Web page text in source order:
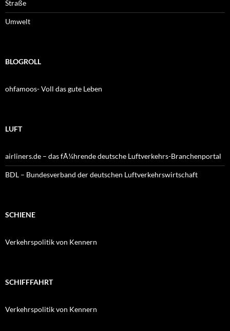
Straße
Umwelt
BLOGROLL
ohfamoos- Voll das gute Leben
LUFT
airliners.de – das fÃ¼hrende deutsche Luftverkehrs-Branchenportal
BDL – Bundesverband der deutschen Luftverkehrswirtschaft
SCHIENE
Verkehrspolitik von Kennern
SCHIFFFAHRT
Verkehrspolitik von Kennern